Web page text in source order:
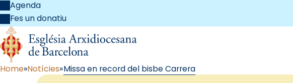
Agenda
Fes un donatiu
Home Notícies Missa en record del bisbe Carrera